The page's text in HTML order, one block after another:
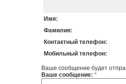
Имя:
Фамилия:
Контактный телефон:
Мобильный телефон:
Ваше сообщение будет
Ваше сообщение: *